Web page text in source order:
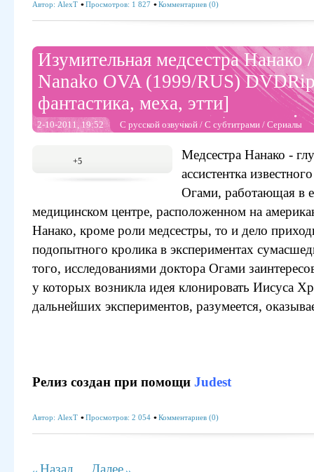
Автор: AlexT Просмотров: 1 827 Комментариев (0)
Изумительная медсестра
Nanako OVA (1999/RUS)
фантастика, меха, этти]
2-10-2011, 19:52 С русской озвучкой / С субтитрами / Сериалы
+5
Медсестра Нанако -
ассистентка
Огами, работающая в
медицинском центре, расположенном на
Нанако, кроме роли медсестры, то и дело
подопытного кролика в экспериментах
того, исследованиями доктора Огами
у которых возникла идея клонировать Иисуса
дальнейших экспериментов, разумеется,
Релиз создан при помощи Judest
Автор: AlexT Просмотров: 2 054 Комментариев (0)
Назад Далее